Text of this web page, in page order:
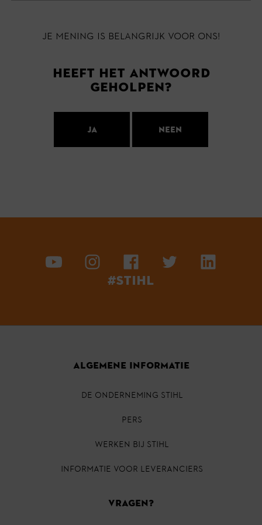
Je mening is belangrijk voor ons!
Heeft het antwoord
geholpen?
Ja Neen
#STIHL
ALGEMENE INFORMATIE
DE ONDERNEMING STIHL
PERS
Werken bij STIHL
INFORMATIE VOOR LEVERANCIERS
VRAGEN?